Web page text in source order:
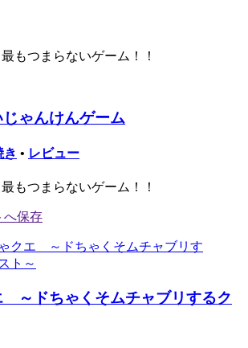
もつまらないゲーム！！
ゃんけんゲーム
き • レビュー
もつまらないゲーム！！
～ドちゃくそムチャブリするク